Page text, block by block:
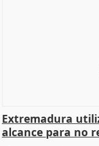
Extremadura
alcance para no